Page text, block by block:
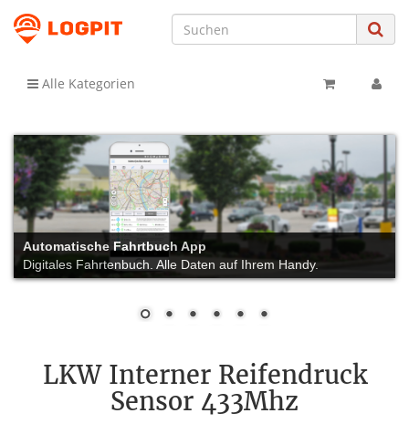
Alle Kategorien
Automatische Fahrtbuch App
Digitales Fahrtenbuch. Alle Daten auf Ihrem Handy.
LKW Interner Reifendruck
Sensor 433Mhz